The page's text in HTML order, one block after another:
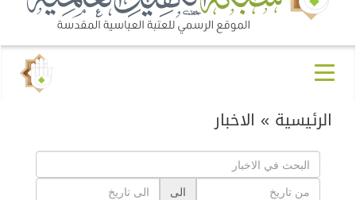
الرئيسية » الاخبار
الى